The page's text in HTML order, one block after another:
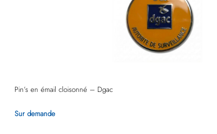
Pin’s en émail cloisonné – Dgac
Sur demande